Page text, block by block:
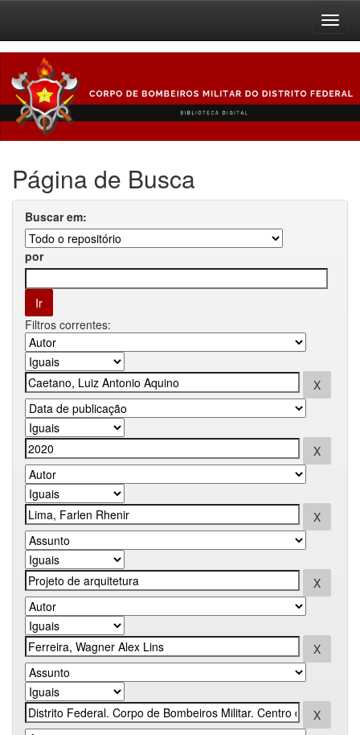
navigation
Página de Busca
Buscar em:
por
Filtros correntes: